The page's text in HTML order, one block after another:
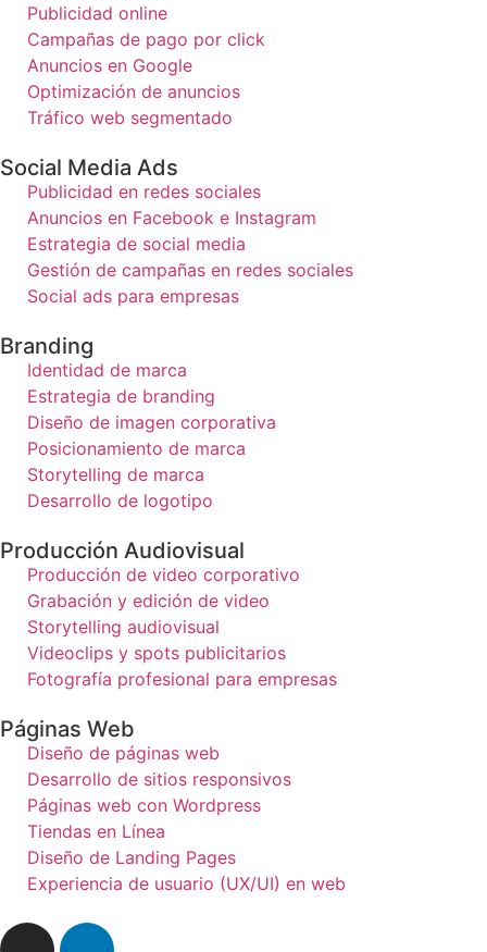
Publicidad online
Campañas de pago por click
Anuncios en Google
Optimización de anuncios
Tráfico web segmentado
Social Media Ads
Publicidad en redes sociales
Anuncios en Facebook e Instagram
Estrategia de social media
Gestión de campañas en redes sociales
Social ads para empresas
Branding
Identidad de marca
Estrategia de branding
Diseño de imagen corporativa
Posicionamiento de marca
Storytelling de marca
Desarrollo de logotipo
Producción Audiovisual
Producción de video corporativo
Grabación y edición de video
Storytelling audiovisual
Videoclips y spots publicitarios
Fotografía profesional para empresas
Páginas Web
Diseño de páginas web
Desarrollo de sitios responsivos
Páginas web con Wordpress
Tiendas en Línea
Diseño de Landing Pages
Experiencia de usuario (UX/UI) en web